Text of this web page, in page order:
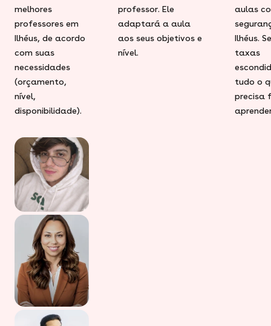
melhores
professores em
Ilhéus, de acordo
com suas
necessidades
(orçamento,
nível,
disponibilidade).
professor. Ele
adaptará a aula
aos seus objetivos e
nível.
aulas
Ilhéus.
taxas
tudo o
precisa